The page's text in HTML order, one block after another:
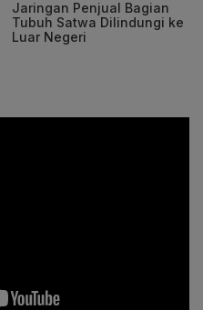
Jaringan Penjual Bagian
Tubuh Satwa Dilindungi ke
Luar Negeri